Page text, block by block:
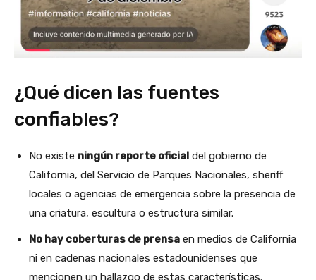
¿Qué dicen las fuentes
confiables?
No existe ningún reporte oficial del gobierno de
California, del Servicio de Parques Nacionales, sheriff
locales o agencias de emergencia sobre la presencia de
una criatura, escultura o estructura similar.
No hay coberturas de prensa en medios de California
ni en cadenas nacionales estadounidenses que
mencionen un hallazgo de estas características.